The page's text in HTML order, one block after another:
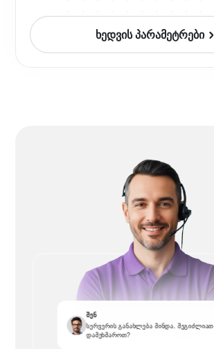
ხედვის პარამეტრები
შენ
სერვერის განახლება მინდა. შეგიძლიათ
დამეხმაროთ?